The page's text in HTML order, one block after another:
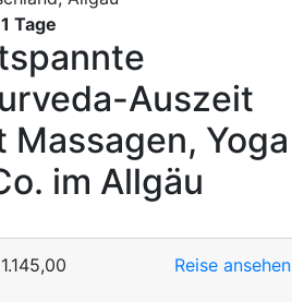
Tage
Auszeit
Massagen, Yoga
im Allgäu
1.145,00 Reise ansehen